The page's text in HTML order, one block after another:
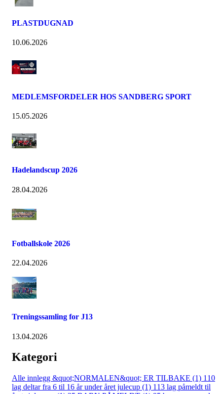
PLASTDUGNAD
10.06.2026
MEDLEMSFORDELER HOS SANDBERG SPORT
15.05.2026
Hadelandscup 2026
28.04.2026
Fotballskole 2026
22.04.2026
Treningssamling for J13
13.04.2026
Kategori
Alle innlegg &quot;NORMALEN&quot; ER TILBAKE (1) 110
lag deltar fra 6 til 16 år under året julecup (1) 113 lag påmeldt til